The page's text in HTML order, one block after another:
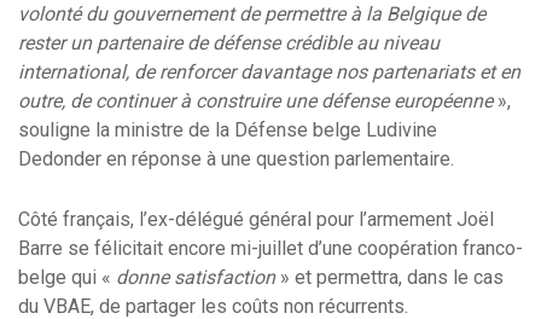
volonté du gouvernement de permettre à la Belgique de
rester un partenaire de défense crédible au niveau
international, de renforcer davantage nos partenariats et en
outre, de continuer à construire une défense européenne»,
souligne la ministre de la Défense belge Ludivine
Dedonder en réponse à une question parlementaire.
Côté français, l’ex-délégué général pour l’armement Joël
Barre se félicitait encore mi-juillet d’une coopération franco-
belge qui « donne satisfaction» et permettra, dans le cas
du VBAE, de partager les coûts non récurrents.